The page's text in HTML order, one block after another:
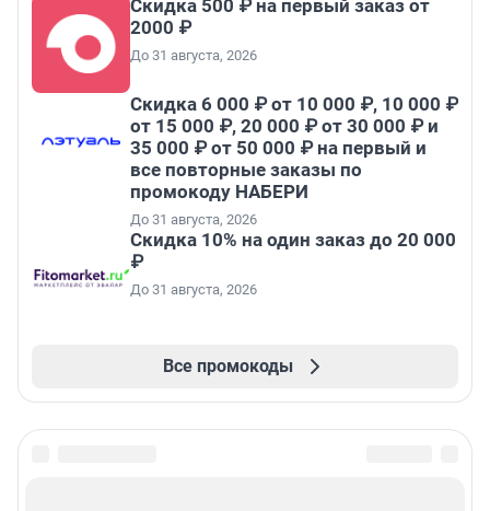
Скидка 500 ₽ на первый заказ от
2000 ₽
До 31 августа, 2026
Скидка 6 000 ₽ от 10 000 ₽, 10 000 ₽
от 15 000 ₽, 20 000 ₽ от 30 000 ₽ и
35 000 ₽ от 50 000 ₽ на первый и
все повторные заказы по
промокоду НАБЕРИ
До 31 августа, 2026
Скидка 10% на один заказ до 20 000
₽
До 31 августа, 2026
Все промокоды